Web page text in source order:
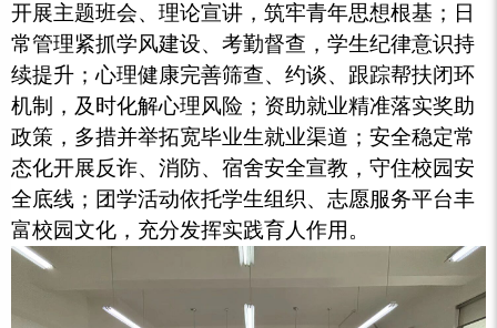
开展主题班会、理论宣讲，筑牢青年思想根基；日
常管理紧抓学风建设、考勤督查，学生纪律意识持
续提升；心理健康完善筛查、约谈、跟踪帮扶闭环
机制，及时化解心理风险；资助就业精准落实奖助
政策，多措并举拓宽毕业生就业渠道；安全稳定常
态化开展反诈、消防、宿舍安全宣教，守住校园安
全底线；团学活动依托学生组织、志愿服务平台丰
富校园文化，充分发挥实践育人作用。